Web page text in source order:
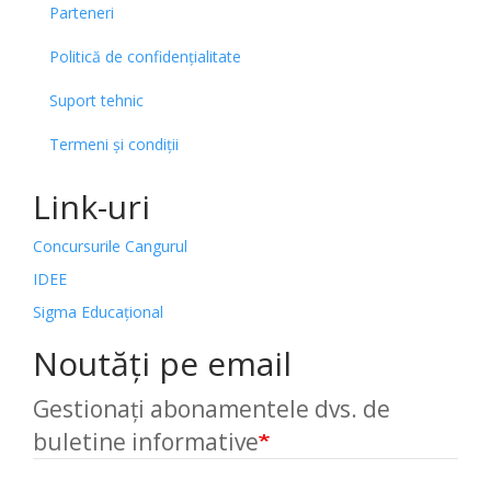
Parteneri
Politică de confidențialitate
Suport tehnic
Termeni și condiții
Link-uri
Concursurile Cangurul
IDEE
Sigma Educațional
Noutăți pe email
Gestionați abonamentele dvs. de
buletine informative